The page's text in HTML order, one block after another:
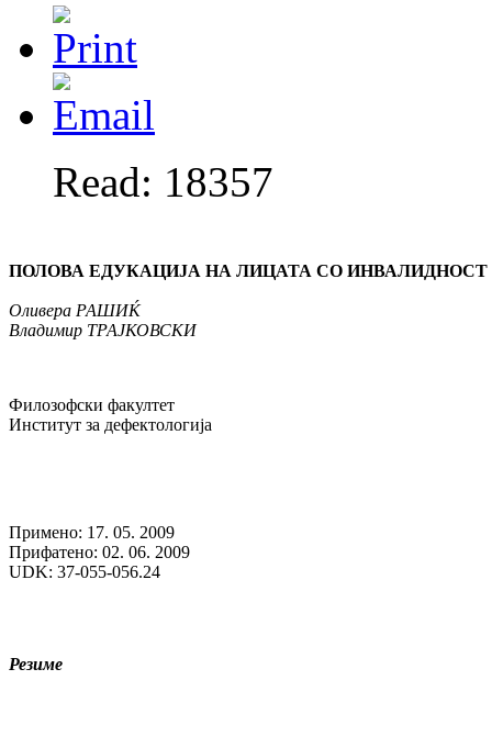
Read: 18357
ПОЛОВА ЕДУКАЦИЈА НА ЛИЦАТА СО ИНВАЛИДНОСТ
Оливера РАШИЌ
Владимир ТРАЈКОВСКИ
Филозофски факултет
Институт за дефектологија
Примено: 17. 05. 2009
Прифатено: 02. 06. 2009
UDK: 37-055-056.24
Резиме